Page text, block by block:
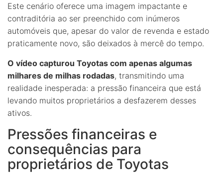
Este cenário oferece uma imagem impactante e
contraditória ao ser preenchido com inúmeros
automóveis que, apesar do valor de revenda e estado
praticamente novo, são deixados à mercê do tempo.
O vídeo capturou Toyotas com apenas algumas
milhares de milhas rodadas, transmitindo uma
realidade inesperada: a pressão financeira que está
levando muitos proprietários a desfazerem desses
ativos.
Pressões financeiras e
consequências para
proprietários de Toyotas